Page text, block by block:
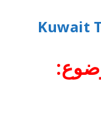
Kuwait